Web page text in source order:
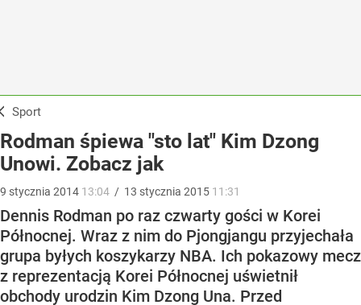
Sport
Rodman śpiewa "sto lat" Kim Dzong
Unowi. Zobacz jak
9 stycznia 2014 13:04 / 13 stycznia 2015 11:31
Dennis Rodman po raz czwarty gości w Korei
Północnej. Wraz z nim do Pjongjangu przyjechała
grupa byłych koszykarzy NBA. Ich pokazowy mecz
z reprezentacją Korei Północnej uświetnił
obchody urodzin Kim Dzong Una. Przed